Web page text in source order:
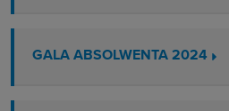
GALA ABSOLWENTA 2024